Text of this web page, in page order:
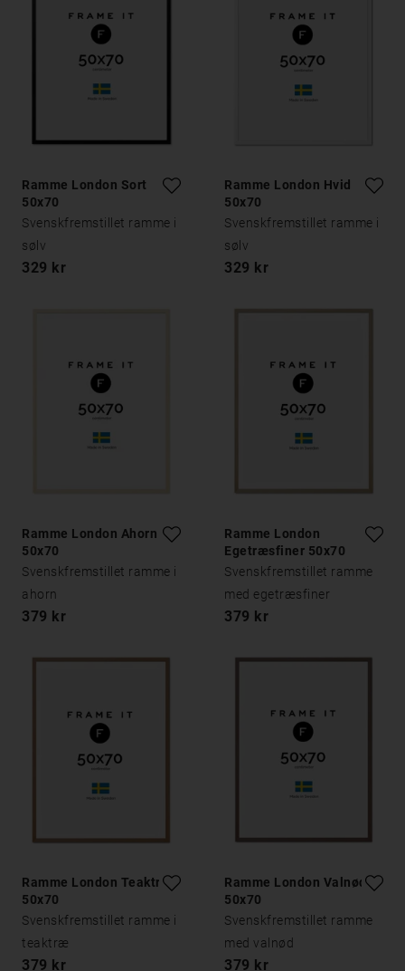
Ramme London Sort
50x70
Svenskfremstillet ramme i
sølv
329 kr
Ramme London Hvid
50x70
Svenskfremstillet ramme i
sølv
329 kr
Ramme London Ahorn
50x70
Svenskfremstillet ramme i
ahorn
379 kr
Ramme London
Egetræsfiner 50x70
Svenskfremstillet ramme
med egetræsfiner
379 kr
Ramme London Teaktræ
50x70
Svenskfremstillet ramme i
teaktræ
379 kr
Ramme London Valnød
50x70
Svenskfremstillet ramme
med valnød
379 kr